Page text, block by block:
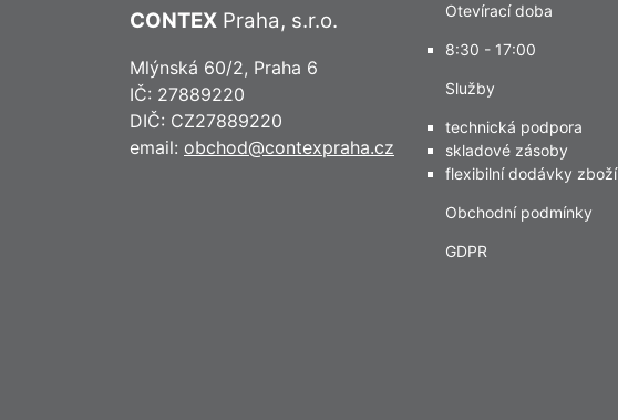
CONTEX Praha, s.r.o.
Mlýnská 60/2, Praha 6
IČ: 27889220
DIČ: CZ27889220
email: obchod@contexpraha.cz
Otevírací doba
8:30 - 17:00
Služby
technická podpora
skladové zásoby
flexibilní dodávky zboží
Obchodní podmínky
GDPR